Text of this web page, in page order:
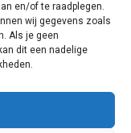
en/of te raadplegen.
wij gegevens zoals
Als je geen
dit een nadelige